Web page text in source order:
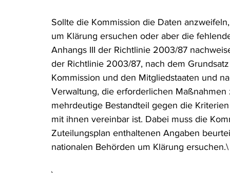
Sollte die Kommission die Daten
um Klärung ersuchen oder aber die
Anhangs III der Richtlinie 2003/87
der Richtlinie 2003/87, nach dem
Kommission und den Mitgliedstaaten und
Verwaltung, die erforderlichen
mehrdeutige Bestandteil gegen die
mit ihnen vereinbar ist. Dabei muss die
Zuteilungsplan enthaltenen Angaben
nationalen Behörden um Klärung ersuchen.\